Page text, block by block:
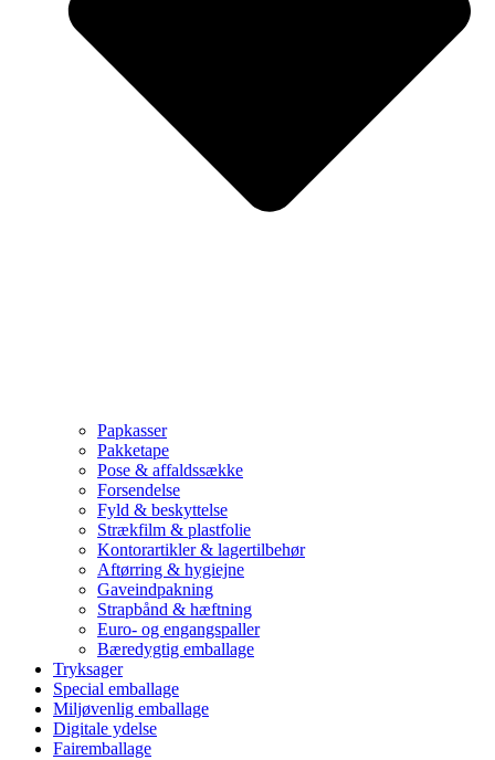
Papkasser
Pakketape
Pose & affaldssække
Forsendelse
Fyld & beskyttelse
Strækfilm & plastfolie
Kontorartikler & lagertilbehør
Aftørring & hygiejne
Gaveindpakning
Strapbånd & hæftning
Euro- og engangspaller
Bæredygtig emballage
Tryksager
Special emballage
Miljøvenlig emballage
Digitale ydelse
Fairemballage